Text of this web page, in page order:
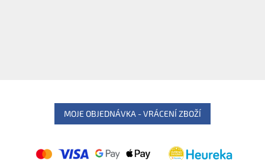
MOJE OBJEDNÁVKA - VRÁCENÍ ZBOŽÍ